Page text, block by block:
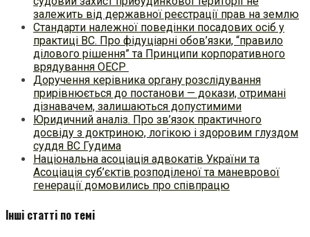
залежить від державної реєстрації прав на землю
Стандарти належної поведінки посадових осіб у
практиці ВC. Про фідуціарні обов’язки, “правило
ділового рішення” та Принципи корпоративного
врядування ОЕСР
Доручення керівника органу розслідування
прирівнюється до постанови — докази, отримані
дізнавачем, залишаються допустимими
Юридичний аналіз. Про зв’язок практичного
досвіду з доктриною, логікою і здоровим глуздом
суддя ВС Гудима
Національна асоціація адвокатів України та
Асоціація суб’єктів розподіленої та маневрової
генерації домовились про співпрацю
Інші статті по темі